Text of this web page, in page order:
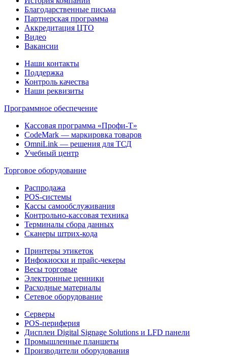
Благодарственные письма
Партнерская программа
Аккредитация ЦТО
Видео
Вакансии
Наши контакты
Поддержка
Контроль качества
Наши реквизиты
Программное обеспечение
Кассовая программа «Профи-Т»
CodeMark — маркировка товаров
OmniLink — решения для ТСД
Учебный центр
Торговое оборудование
Распродажа
POS-системы
Кассы самообслуживания
Контрольно-кассовая техника
Терминалы сбора данных
Сканеры штрих-кода
Принтеры этикеток
Инфокиоски и прайс-чекеры
Весы торговые
Электронные ценники
Расходные материалы
Сетевое оборудование
Серверы
POS-периферия
Дисплеи Digital Signage Solutions и LFD панели
Промышленные планшеты
Производители оборудования